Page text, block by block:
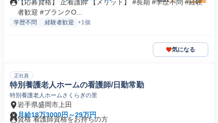
【応募資格】 正看護師 【メリット】 #長期 #学歴不問 #経験
者歓迎 #ブランクO...
学歴不問 経験者歓迎 +1個
気になる
正社員
特別養護老人ホームの看護師/日勤常勤
特別養護老人ホームさくらぎの里
岩手県盛岡市上田
月給18万3000円～29万円
資格 看護師資格をお持ちの方